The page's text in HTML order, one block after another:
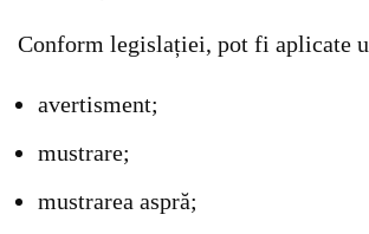
Conform legislației, pot fi aplicate
avertisment;
mustrare;
mustrarea aspră;